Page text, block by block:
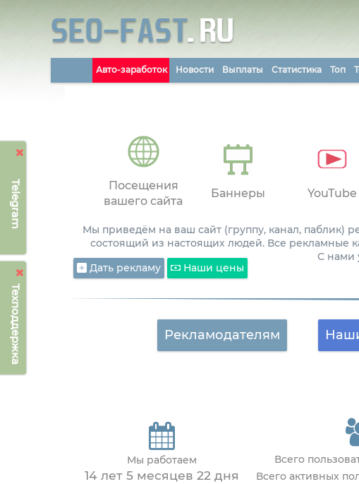
Telegram
Техподдержка
Авто-заработок Новости Выплаты Статистика Топ
Посещения
вашего сайта
Баннеры YouTube
Мы приведём на ваш сайт (группу, канал, паблик)
состоящий из настоящих людей. Все рекламные
С нами
Дать рекламу
Наши цены
Рекламодателям
Мы работаем
14 лет 5 месяцев 22 дня
Всего
Всего активных